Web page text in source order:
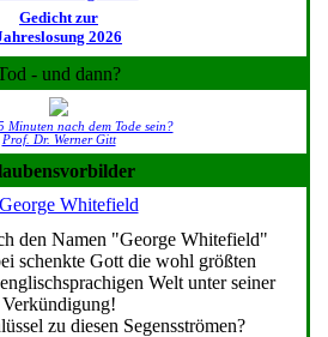
Gedicht zur
2026
- und dann?
Minuten nach dem Tode sein?
Prof. Dr. Werner Gitt
den Namen "George Whitefield"
schenkte Gott die wohl größten
Welt unter seiner
Verkündigung!
zu diesen Segensströmen?